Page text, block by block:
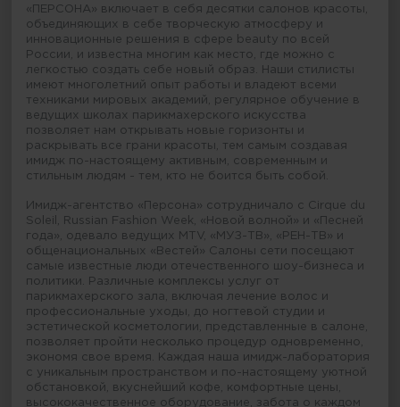
«ПЕРСОНА» включает в себя десятки салонов красоты,
объединяющих в себе творческую атмосферу и
инновационные решения в сфере beauty по всей
России, и известна многим как место, где можно с
легкостью создать себе новый образ. Наши стилисты
имеют многолетний опыт работы и владеют всеми
техниками мировых академий, регулярное обучение в
ведущих школах парикмахерского искусства
позволяет нам открывать новые горизонты и
раскрывать все грани красоты, тем самым создавая
имидж по-настоящему активным, современным и
стильным людям - тем, кто не боится быть собой.
Имидж-агентство «Персона» сотрудничало с Cirque du
Soleil, Russian Fashion Week, «Новой волной» и «Песней
года», одевало ведущих MTV, «МУЗ-ТВ», «РЕН-ТВ» и
общенациональных «Вестей» Салоны сети посещают
самые известные люди отечественного шоу-бизнеса и
политики. Различные комплексы услуг от
парикмахерского зала, включая лечение волос и
профессиональные уходы, до ногтевой студии и
эстетической косметологии, представленные в салоне,
позволяет пройти несколько процедур одновременно,
экономя свое время. Каждая наша имидж-лаборатория
с уникальным пространством и по-настоящему уютной
обстановкой, вкуснейший кофе, комфортные цены,
высококачественное оборудование, забота о каждом